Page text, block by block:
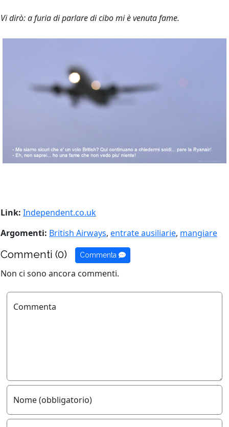
Vi dirò: a furia di parlare di cibo mi è venuta fame.
Link: Independent.co.uk
Argomenti: British Airways, entrate ausiliarie, mangiare
Commenti (0) Commenta
Non ci sono ancora commenti.
Commenta
Nome (obbligatorio)